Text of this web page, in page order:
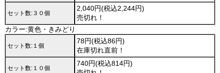
セット数:３０個
2,040円(税込2,244円)
売切れ！
カラー:黄色・きみどり
セット数:１個
78円(税込86円)
在庫切れ直前！
セット数:１０個
740円(税込814円)